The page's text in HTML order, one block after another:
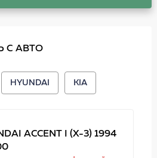
С АВТО
HYUNDAI KIA
ACCENT I (X-3) 1994